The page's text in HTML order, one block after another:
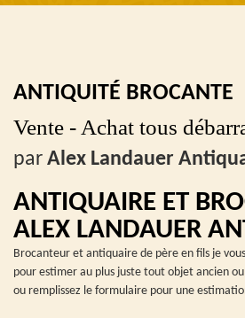
ANTIQUITÉ BROCANTE
Vente - Achat tous
par Alex Landauer
ANTIQUAIRE ET
ALEX LANDAUER
Brocanteur et antiquaire de père en fils je
pour estimer au plus juste tout objet ancien
ou remplissez le formulaire pour une